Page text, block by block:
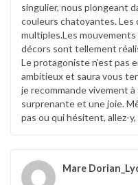
singulier, nous plongeant
couleurs chatoyantes. Les
multiples.Les
décors sont tellement
Le protagoniste n’est pas
ambitieux et saura vous
je recommande vivement
surprenante et une joie.
pas ou qui hésitent, allez-y,
Mare